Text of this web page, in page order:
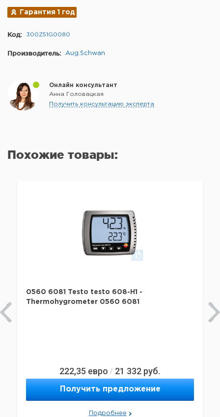
Гарантия 1 год
Код: 300Z51G0080
Производитель: Aug.Schwan
Онлайн консультант
Анна Головацкая
Получить консультацию эксперта
Похожие товары:
0560 6081 Testo testo 608-H1 -
Thermohygrometer 0560 6081
222,35 евро / 21 332 руб.
Получить предложение
Подробнее